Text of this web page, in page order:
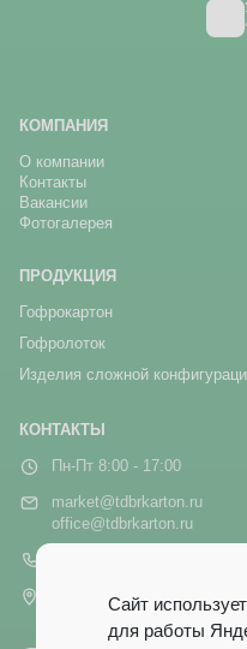
КОМПАНИЯ
О компании
Контакты
Вакансии
Фотогалерея
ПРОДУКЦИЯ
Гофрокартон
Гофролоток
Изделия сложной
КОНТАКТЫ
Пн-Пт 8:00 - 17:00
market@tdbrkarton.ru
office@tdbrkarton.ru
г. Брянск, рп Белые Берега,
ул. Белобережская, 1А
Сайт
для работы